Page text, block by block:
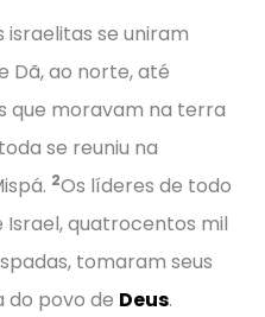
israelitas se uniram
Dã, ao norte, até
que moravam na terra
se reuniu na
2Os líderes de todo
quatrocentos mil
tomaram seus
do povo de Deus.